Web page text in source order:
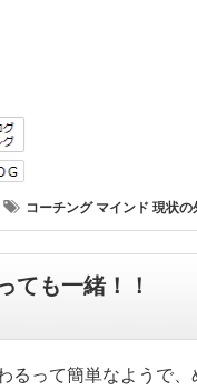
コーチング マインド 現状の
ても一緒！！
るって簡単なようで